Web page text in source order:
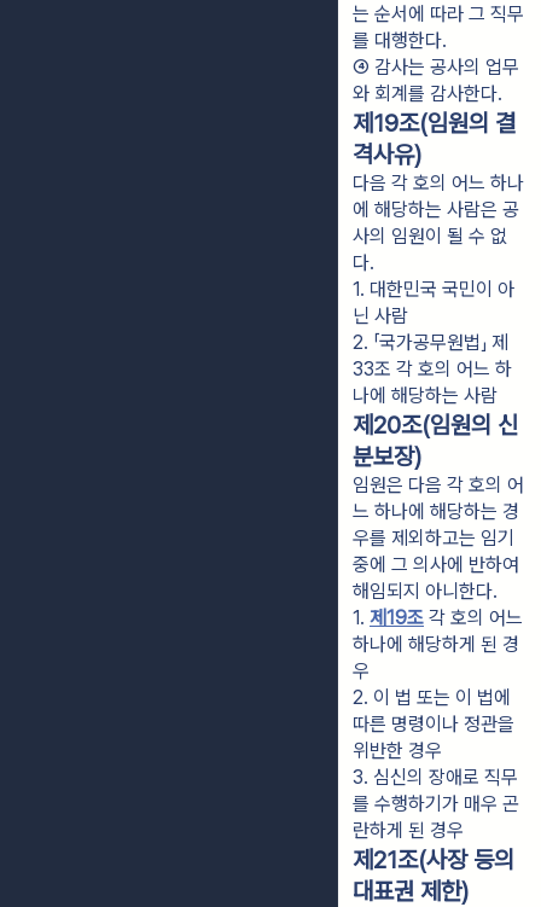
는 순서에 따라 그 직무
를 대행한다.
④ 감사는 공사의 업무
와 회계를 감사한다.
제19조(임원의 결
격사유)
다음 각 호의 어느 하나
에 해당하는 사람은 공
사의 임원이 될 수 없
다.
1. 대한민국 국민이 아
닌 사람
2. 「국가공무원법」 제
33조 각 호의 어느 하
나에 해당하는 사람
제20조(임원의 신
분보장)
임원은 다음 각 호의 어
느 하나에 해당하는 경
우를 제외하고는 임기
중에 그 의사에 반하여
해임되지 아니한다.
1. 제19조 각 호의 어느
하나에 해당하게 된 경
우
2. 이 법 또는 이 법에
따른 명령이나 정관을
위반한 경우
3. 심신의 장애로 직무
를 수행하기가 매우 곤
란하게 된 경우
제21조(사장 등의
대표권 제한)